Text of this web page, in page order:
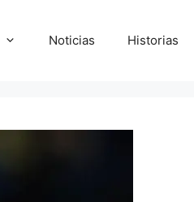
Noticias Historias